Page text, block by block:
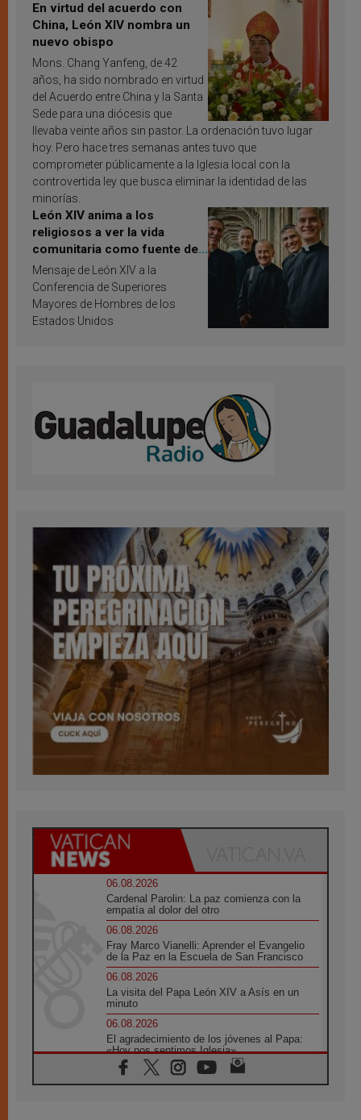
En virtud del acuerdo con
China, León XIV nombra un
nuevo obispo
Mons. Chang Yanfeng, de 42
años, ha sido nombrado en virtud
del Acuerdo entre China y la Santa
Sede para una diócesis que
llevaba veinte años sin pastor. La ordenación tuvo lugar
hoy. Pero hace tres semanas antes tuvo que
comprometer públicamente a la Iglesia local con la
controvertida ley que busca eliminar la identidad de las
minorías.
León XIV anima a los
religiosos a ver la vida
comunitaria como fuente de
inspiración y santificación
Mensaje de León XIV a la
Conferencia de Superiores
Mayores de Hombres de los
Estados Unidos
06.08.2026
Cardenal Parolin: La paz comienza con la
empatía al dolor del otro
06.08.2026
Fray Marco Vianelli: Aprender el Evangelio
de la Paz en la Escuela de San Francisco
06.08.2026
La visita del Papa León XIV a Asís en un
minuto
06.08.2026
El agradecimiento de los jóvenes al Papa:
«Hoy nos sentimos Iglesia»
06.08.2026
Líbano: Reanudan los coloquios en Roma en